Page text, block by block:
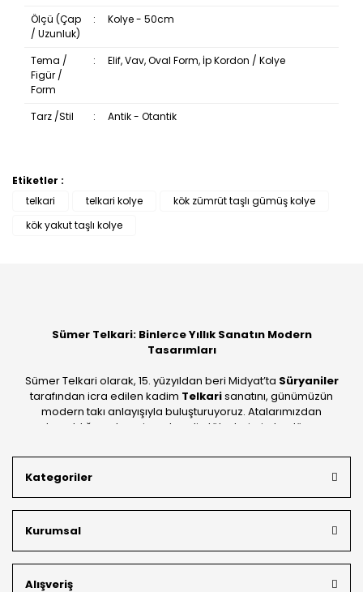
Ölçü (Çap
/ Uzunluk)
: Kolye - 50cm
Tema /
Figür /
Form
: Elif, Vav, Oval Form, İp Kordon / Kolye
Tarz /Stil : Antik - Otantik
Bu ürüne ilk yorumu siz yapın!
Etiketler :
telkari
telkari kolye
kök zümrüt taşlı gümüş kolye
kök yakut taşlı kolye
Sümer Telkari: Binlerce Yıllık Sanatın Modern
Tasarımları
Sümer Telkari olarak, 15. yüzyıldan beri Midyat’ta Süryaniler
tarafından icra edilen kadim Telkarisanatını, günümüzün
modern takı anlayışıyla buluşturuyoruz. Atalarımızdan
devraldığımız bu mirası; kendi atölyelerimizde, dünya
Mardin’in tarihi dokusunu yansıtan geleneksel işlemeleri, her
bütçeye uygun
müşterilerimizin özel siparişlerini benzersiz bir titizlikle
hazırlıyor; köklü geçmişimizi geleceğin takı modasına
güvenle taşıyoruz.
Kategoriler
Kurumsal
Alışveriş